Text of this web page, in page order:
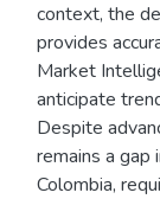
context, the
provides
Market
anticipate
Despite
remains a gap
Colombia,